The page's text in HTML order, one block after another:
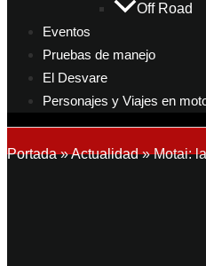
Off Road
Eventos
Pruebas de manejo
El Desvare
Personajes y Viajes en
Portada»Actualidad»Motai: